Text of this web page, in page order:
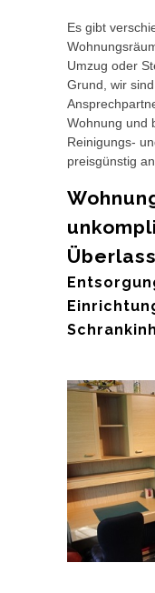
Es gibt
Umzug oder
Grund, wir
Wohnung und
Reinigungs-
preisgünstig